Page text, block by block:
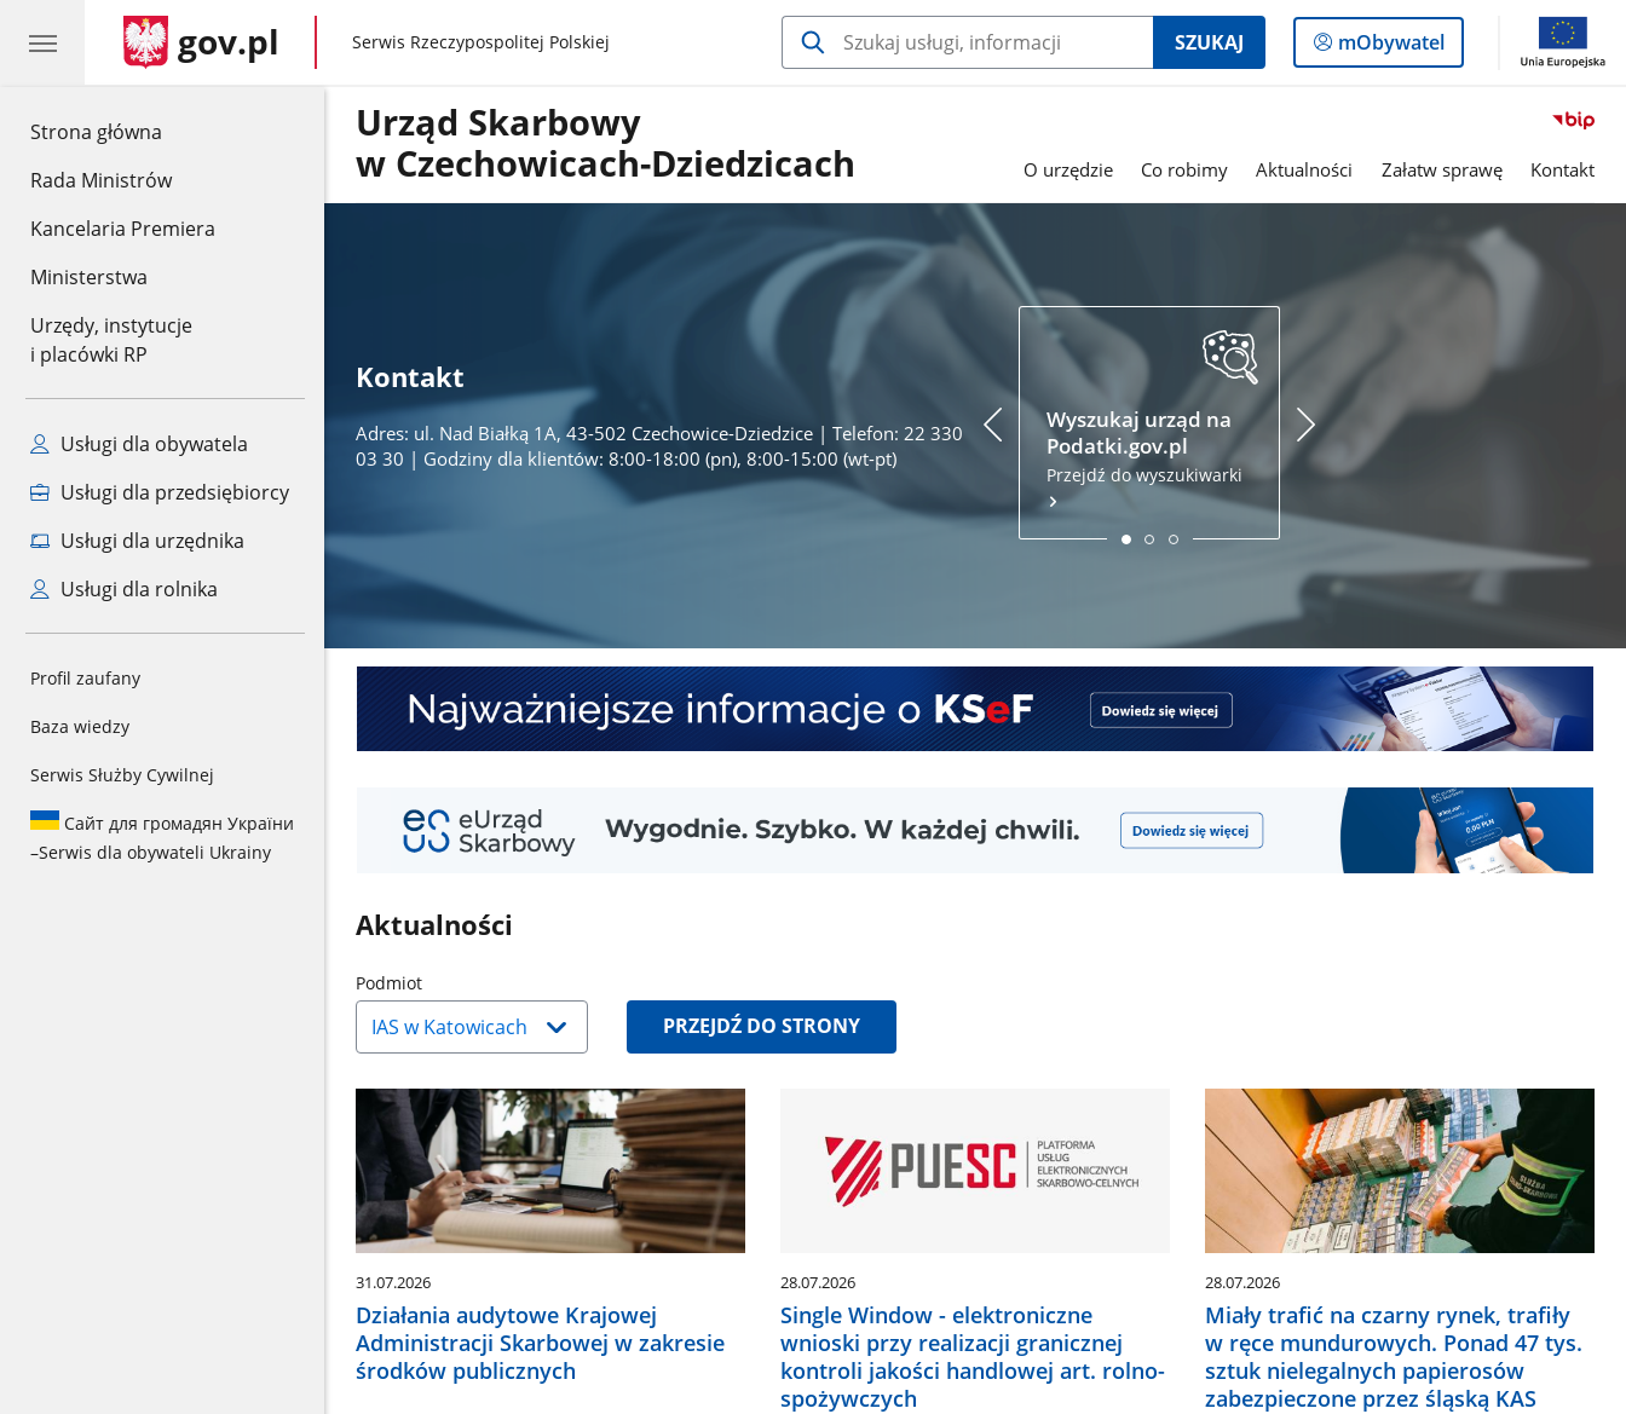
Strona główna
Rada Ministrów
Kancelaria Premiera
Ministerstwa
Urzędy, instytucje
i placówki RP
Usługi dla obywatela
Usługi dla przedsiębiorcy
Usługi dla urzędnika
Usługi dla rolnika
Profil zaufany
Baza wiedzy
Serwis Służby Cywilnej
Сайт для громадян України
–Serwis dla obywateli Ukrainy
gov.pl gov.pl
Serwis Rzeczypospolitej Polskiej SZUKAJ
Logowanie
do
mObywatel
Urząd Skarbowy
w Czechowicach-Dziedzicach
O urzędzie Co robimy Aktualności Załatw sprawę Kontakt
Kontakt
Adres: ul. Nad Białką 1A, 43-502 Czechowice-Dziedzice | Telefon: 22 330
03 30 | Godziny dla klientów: 8:00-18:00 (pn), 8:00-15:00 (wt-pt)
Wyszukaj urząd na
Podatki.gov.pl
Przejdź do wyszukiwarki
Podatki.gov.pl
Złóż zeznanie podatkowe
przez internet
Najważniejsze
informacje
KSeF
Aktualności
PodmiotNaciśnij
strzałkę
w
dół,
aby
wybrać
odpowiednią
pozycję.
Dane
zaktualizują
się
PRZEJDŹ DO STRONY
31.07.2026
Działania audytowe Krajowej
Administracji Skarbowej w zakresie
środków publicznych
28.07.2026
Single Window - elektroniczne
wnioski przy realizacji granicznej
kontroli jakości handlowej art. rolno-
spożywczych
28.07.2026
Miały trafić na czarny rynek, trafiły
w ręce mundurowych. Ponad 47 tys.
sztuk nielegalnych papierosów
zabezpieczone przez śląską KAS